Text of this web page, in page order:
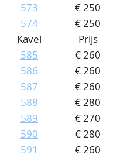
573
€ 250
574
€ 250
Kavel
Prijs
585
€ 260
586
€ 260
587
€ 260
588
€ 280
589
€ 270
590
€ 280
591
€ 260